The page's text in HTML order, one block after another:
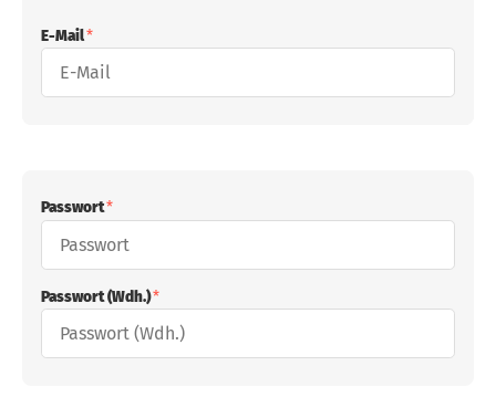
E-Mail
Passwort
Passwort (Wdh.)